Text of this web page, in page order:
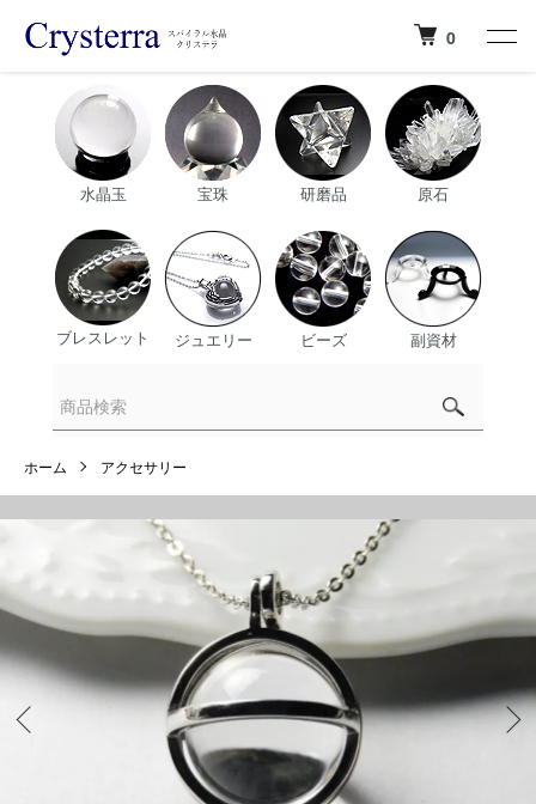
0
水晶玉 宝珠 研磨品 原石
ブレスレット ジュエリー ビーズ 副資材
ホーム アクセサリー